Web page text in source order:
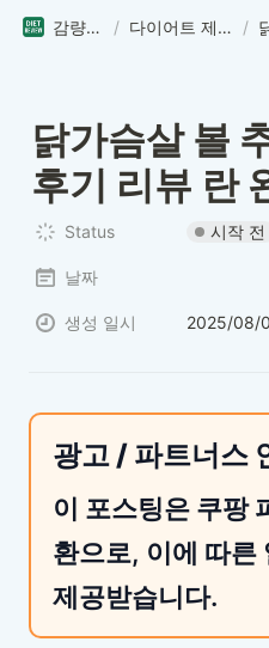
감량연구소 / 다이어트 제품 리뷰 /
닭가슴살 볼
후기 리뷰 란
Status 시작 전
날짜
생성 일시 2025/08/
광고 / 파트너스
이 포스팅은 쿠팡
환으로, 이에 따른
제공받습니다.